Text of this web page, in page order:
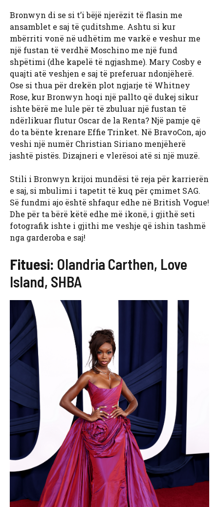
Bronwyn di se si t’i bëjë njerëzit të flasin me
ansamblet e saj të çuditshme. Ashtu si kur
mbërriti vonë në udhëtim me varkë e veshur me
një fustan të verdhë Moschino me një fund
shpëtimi (dhe kapelë të ngjashme). Mary Cosby e
quajti atë veshjen e saj të preferuar ndonjëherë.
Ose si thua për drekën plot ngjarje të Whitney
Rose, kur Bronwyn hoqi një pallto që dukej sikur
ishte bërë me lule për të zbuluar një fustan të
ndërlikuar flutur Oscar de la Renta? Një pamje që
do ta bënte krenare Effie Trinket. Në BravoCon, ajo
veshi një numër Christian Siriano menjëherë
jashtë pistës. Dizajneri e vlerësoi atë si një muzë.
Stili i Bronwyn krijoi mundësi të reja për karrierën
e saj, si mbulimi i tapetit të kuq për çmimet SAG.
Së fundmi ajo është shfaqur edhe në British Vogue!
Dhe për ta bërë këtë edhe më ikonë, i gjithë seti
fotografik ishte i gjithi me veshje që ishin tashmë
nga garderoba e saj!
Fituesi: Olandria Carthen, Love
Island, SHBA